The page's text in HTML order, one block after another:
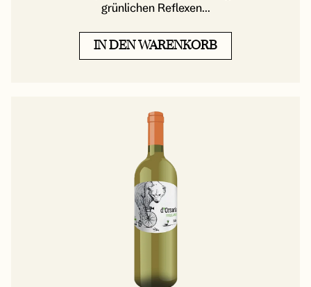
grünlichen Reflexen...
IN DEN WARENKORB